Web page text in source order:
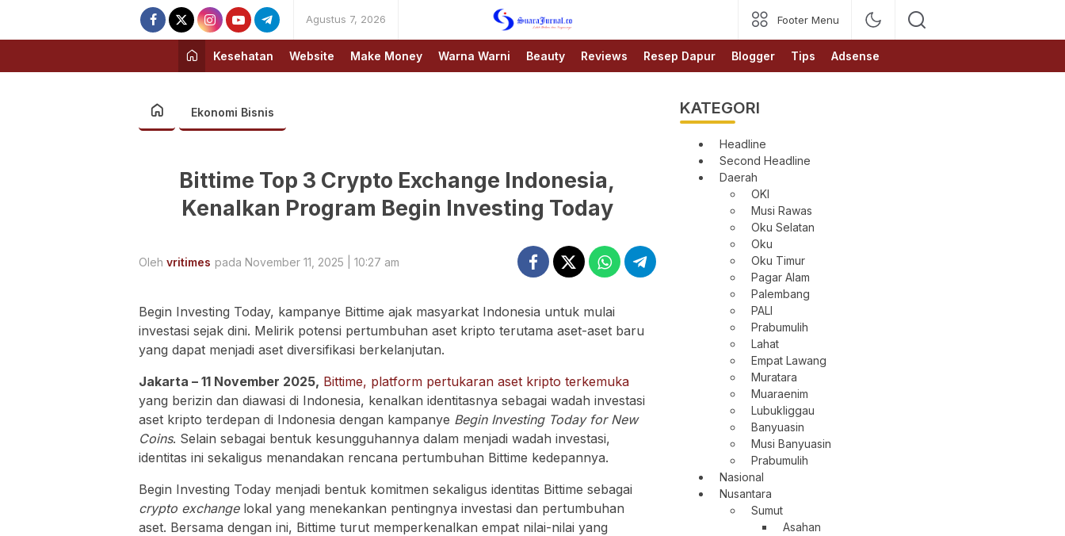
Agustus 7, 2026
SUARAJURNAL.CO
Footer Menu
Kesehatan Website Make Money Warna Warni Beauty Reviews Resep Dapur Blogger Tips Adsense
Ekonomi Bisnis
Bittime Top 3 Crypto Exchange Indonesia,
Kenalkan Program Begin Investing Today
Oleh vritimes pada November 11, 2025 | 10:27 am
Begin Investing Today, kampanye Bittime ajak masyarkat Indonesia untuk mulai
investasi sejak dini. Melirik potensi pertumbuhan aset kripto terutama aset-aset baru
yang dapat menjadi aset diversifikasi berkelanjutan.
Jakarta – 11 November 2025, Bittime, platform pertukaran aset kripto terkemuka
yang berizin dan diawasi di Indonesia, kenalkan identitasnya sebagai wadah investasi
aset kripto terdepan di Indonesia dengan kampanye Begin Investing Today for New
Coins. Selain sebagai bentuk kesungguhannya dalam menjadi wadah investasi,
identitas ini sekaligus menandakan rencana pertumbuhan Bittime kedepannya.
Begin Investing Today menjadi bentuk komitmen sekaligus identitas Bittime sebagai
crypto exchange lokal yang menekankan pentingnya investasi dan pertumbuhan
aset. Bersama dengan ini, Bittime turut memperkenalkan empat nilai-nilai yang
KATEGORI
Headline
Second Headline
Daerah
OKI
Musi Rawas
Oku Selatan
Oku
Oku Timur
Pagar Alam
Palembang
PALI
Prabumulih
Lahat
Empat Lawang
Muratara
Muaraenim
Lubukliggau
Banyuasin
Musi Banyuasin
Prabumulih
Nasional
Nusantara
Sumut
Asahan